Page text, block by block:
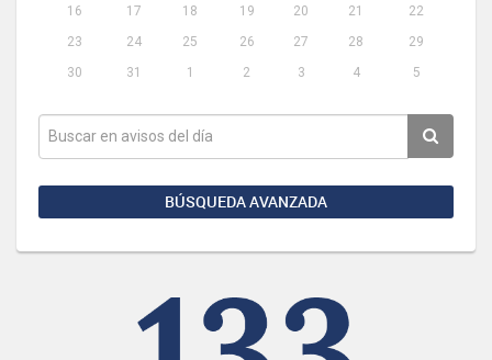
16
17 18 19 20 21
22
23
24 25 26 27 28
29
30
31 1 2 3 4 5
BÚSQUEDA AVANZADA